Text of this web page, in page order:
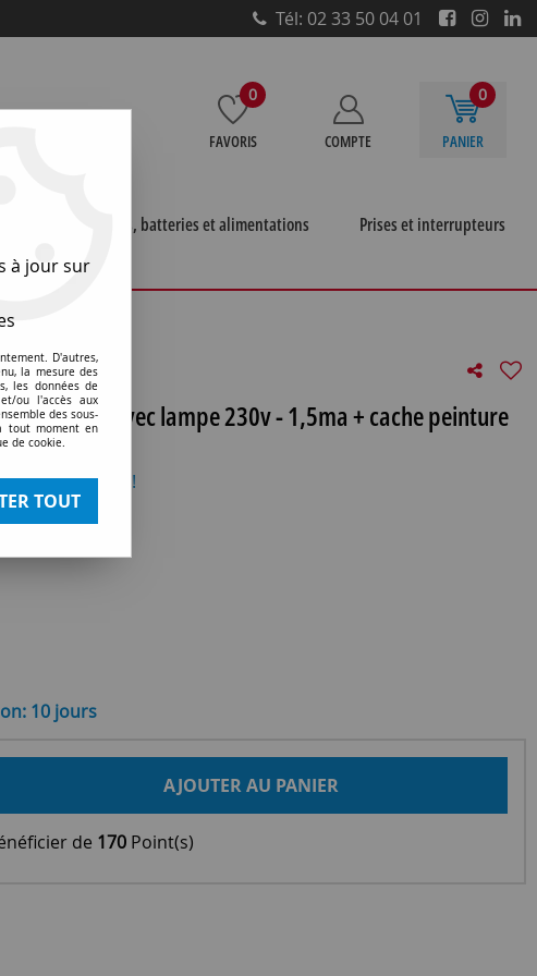
Tél: 02 33 50 04 01
0
FAVORIS COMPTE
0
PANIER
Piles, batteries et alimentations
Prises et interrupteurs
porte étiquette avec lampe 230v - 1,5ma + cache
étiquette avec lampe 230v - 1,5ma + cache peinture
votre avis !
10 jours
AJOUTER AU PANIER
de 170 Point(s)
à jour sur
D'autres,
la mesure des
les données de
ou l'accès aux
des sous-
tout moment en
de cookie.
TOUT